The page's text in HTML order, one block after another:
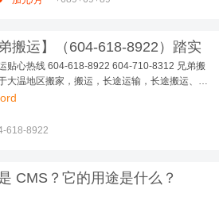
弟搬运】（604-618-8922）踏实
大小搬家，长短途...
贴心热线 604-618-8922 604-710-8312 兄弟搬
大温地区搬家，搬运，长途运输，长途搬运、精
垃圾清理、各种疑难搬运 多年，政府注册，有完
厢式货车，我们本着以德为本，以信为先，让您
618-8922
CMS？它的用途是什么？